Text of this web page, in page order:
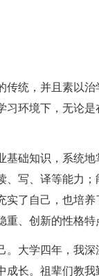
传统，并且素以治
环境下，无论是
础知识，系统地
、写、译等能力
实了自己，也培养
、创新的性格特
大学四年，我深
长。祖辈们教我